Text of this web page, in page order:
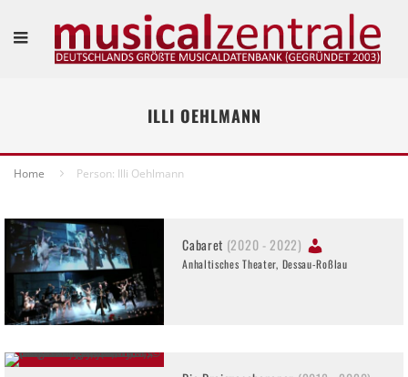
ILLI OEHLMANN
Home Person: Illi Oehlmann
Cabaret (2020 - 2022)
Anhaltisches Theater, Dessau-Roßlau